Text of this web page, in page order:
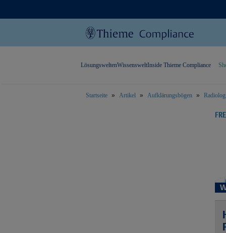
LösungsweltenWissensweltInside Thieme Compliance
Startseite Artikel Aufklärungsbögen